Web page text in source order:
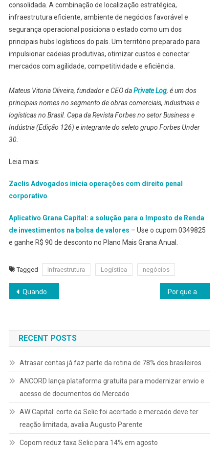
consolidada. A combinação de localização estratégica,
infraestrutura eficiente, ambiente de negócios favorável e
segurança operacional posiciona o estado como um dos
principais hubs logísticos do país. Um território preparado para
impulsionar cadeias produtivas, otimizar custos e conectar
mercados com agilidade, competitividade e eficiência.
Mateus Vitoria Oliveira, fundador e CEO daPrivate Log, é um dos
principais nomes no segmento de obras comerciais, industriais e
logísticas no Brasil. Capa da Revista Forbes no setor Business e
Indústria (Edição 126) e integrante do seleto grupo Forbes Under
30.
Leia mais:
Zaclis Advogados inicia operações com direito penal
corporativo
Aplicativo Grana Capital: a solução para o Imposto de Renda
de investimentos na bolsa de valores – Use o cupom 0349825
e ganhe R$ 90 de desconto no Plano Mais Grana Anual.
Tagged Infraestrutura Logística negócios
Navegação
Post
Quando o PIB cresce pouco e revela muito
RECENT POSTS
Atrasar contas já faz parte da rotina de 78% dos brasileiros
ANCORD lança plataforma gratuita para modernizar envio e
acesso de documentos do Mercado
AW Capital: corte da Selic foi acertado e mercado deve ter
reação limitada, avalia Augusto Parente
Copom reduz taxa Selic para 14% em agosto